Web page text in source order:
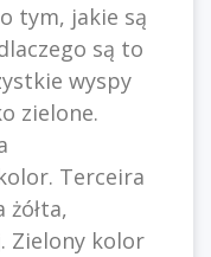
tym, jakie są
są to
wyspy
zielone.
Terceira
Zielony kolor